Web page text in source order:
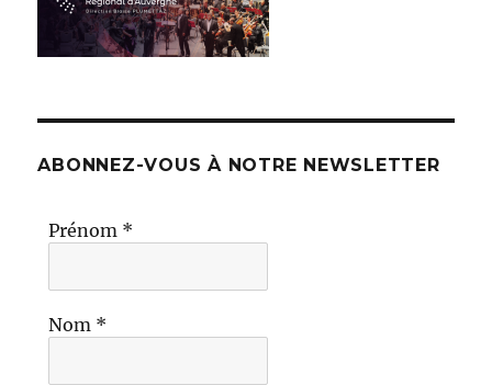
ABONNEZ-VOUS À NOTRE NEWSLETTER
Prénom *
Nom *